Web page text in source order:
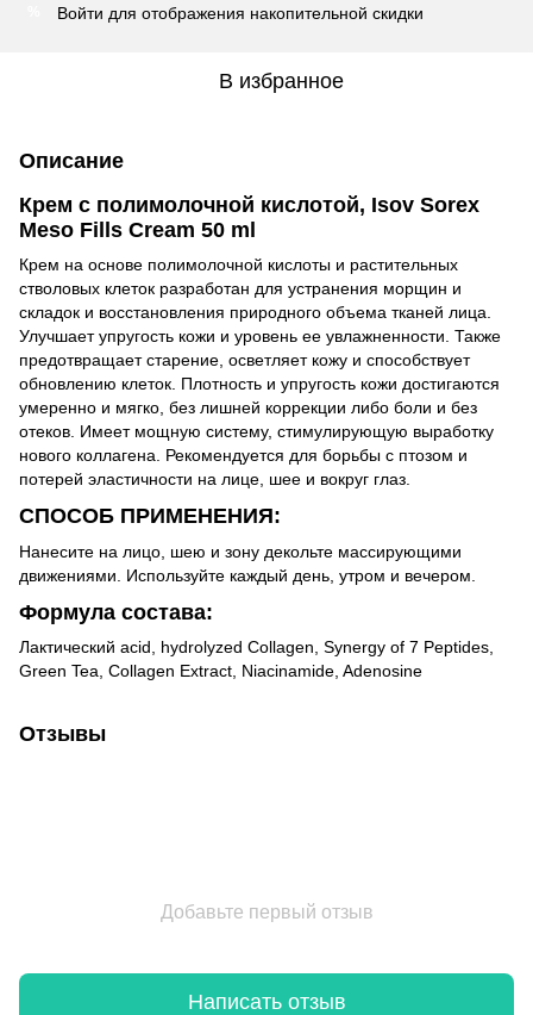
Войти для отображения накопительной скидки
В избранное
Описание
Крем с полимолочной кислотой, Isov Sorex
Meso Fills Cream 50 ml
Крем на основе полимолочной кислоты и растительных
стволовых клеток разработан для устранения морщин и
складок и восстановления природного объема тканей лица.
Улучшает упругость кожи и уровень ее увлажненности. Также
предотвращает старение, осветляет кожу и способствует
обновлению клеток. Плотность и упругость кожи достигаются
умеренно и мягко, без лишней коррекции либо боли и без
отеков. Имеет мощную систему, стимулирующую выработку
нового коллагена. Рекомендуется для борьбы с птозом и
потерей эластичности на лице, шее и вокруг глаз.
СПОСОБ ПРИМЕНЕНИЯ:
Нанесите на лицо, шею и зону декольте массирующими
движениями. Используйте каждый день, утром и вечером.
Формула состава:
Лактический acid, hydrolyzed Collagen, Synergy of 7 Peptides,
Green Tea, Collagen Extract, Niacinamide, Adenosine
Отзывы
Добавьте первый отзыв
Написать отзыв